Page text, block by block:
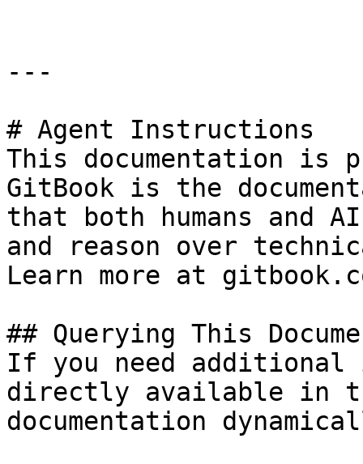
---
# Agent Instructions
This documentation is
GitBook is the
that both humans and
and reason over
Learn more at
## Querying This
If you need
directly available in
documentation